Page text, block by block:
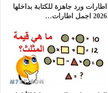
اطارات ورد جاهزة للكتابة بداخلها
2026 اجمل اطارات…